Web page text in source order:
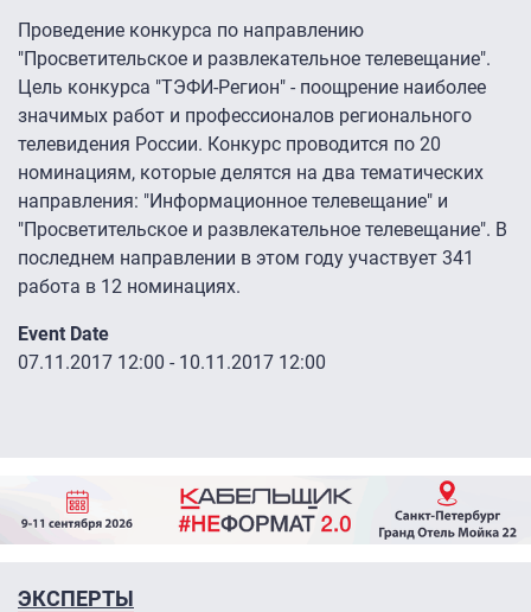
Проведение конкурса по направлению
"Просветительское и развлекательное телевещание".
Цель конкурса "ТЭФИ-Регион" - поощрение наиболее
значимых работ и профессионалов регионального
телевидения России. Конкурс проводится по 20
номинациям, которые делятся на два тематических
направления: "Информационное телевещание" и
"Просветительское и развлекательное телевещание". В
последнем направлении в этом году участвует 341
работа в 12 номинациях.
Event Date
07.11.2017 12:00 - 10.11.2017 12:00
ЭКСПЕРТЫ